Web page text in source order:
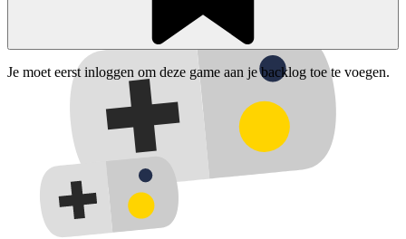
Je moet eerst inloggen om deze game aan je backlog toe te voegen.